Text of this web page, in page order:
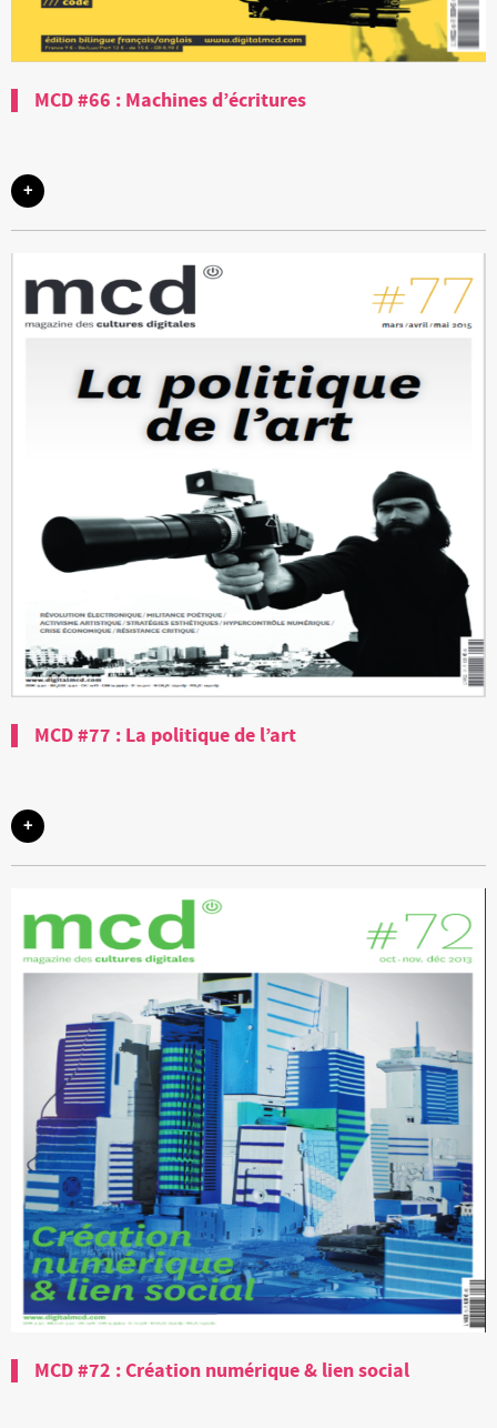
MCD #66 : Machines d’écritures
+
MCD #77 : La politique de l’art
+
MCD #72 : Création numérique & lien social